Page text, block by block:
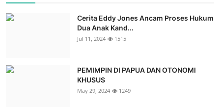
Cerita Eddy Jones Ancam Proses Hukum
Dua Anak Kand...
Jul 11, 2024 1515
PEMIMPIN DI PAPUA DAN OTONOMI
KHUSUS
May 29, 2024 1249